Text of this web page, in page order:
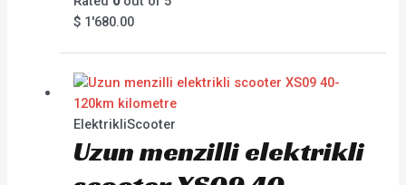
$1'680.00
ElektrikliScooter
Uzun menzilli elektrikli